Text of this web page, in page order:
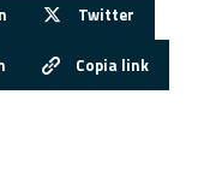
Twitter
Copia link